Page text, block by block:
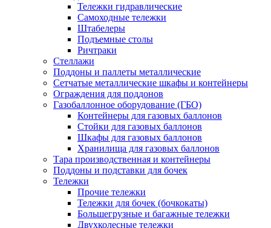
Тележки гидравлические
Самоходные тележки
Штабелеры
Подъемные столы
Ричтраки
Стеллажи
Поддоны и паллеты металлические
Сетчатые металлические шкафы и контейнеры
Ограждения для поддонов
Газобаллонное оборудование (ГБО)
Контейнеры для газовых баллонов
Стойки для газовых баллонов
Шкафы для газовых баллонов
Хранилища для газовых баллонов
Тара производственная и контейнеры
Поддоны и подставки для бочек
Тележки
Прочие тележки
Тележки для бочек (бочкокаты)
Большегрузные и багажные тележки
Двухколесные тележки